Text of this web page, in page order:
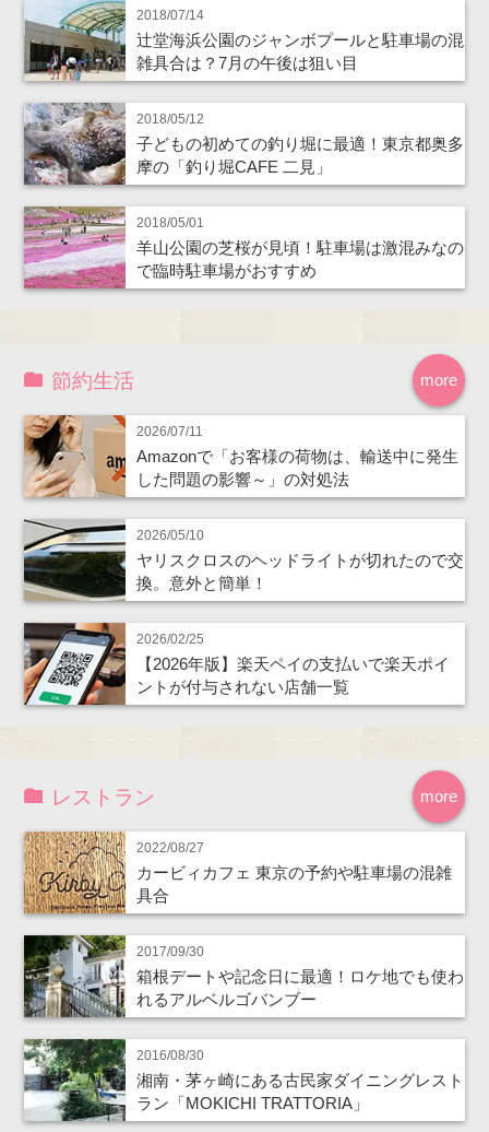
2018/07/14
辻堂海浜公園のジャンボプールと駐車場の混
雑具合は？7月の午後は狙い目
2018/05/12
子どもの初めての釣り堀に最適！東京都奥多
摩の「釣り堀CAFE 二見」
2018/05/01
羊山公園の芝桜が見頃！駐車場は激混みなの
で臨時駐車場がおすすめ
more
節約生活
2026/07/11
Amazonで「お客様の荷物は、輸送中に発生
した問題の影響～」の対処法
2026/05/10
ヤリスクロスのヘッドライトが切れたので交
換。意外と簡単！
2026/02/25
【2026年版】楽天ペイの支払いで楽天ポイ
ントが付与されない店舗一覧
more
レストラン
2022/08/27
カービィカフェ 東京の予約や駐車場の混雑
具合
2017/09/30
箱根デートや記念日に最適！ロケ地でも使わ
れるアルベルゴバンブー
2016/08/30
湘南・茅ヶ崎にある古民家ダイニングレスト
ラン「MOKICHI TRATTORIA」